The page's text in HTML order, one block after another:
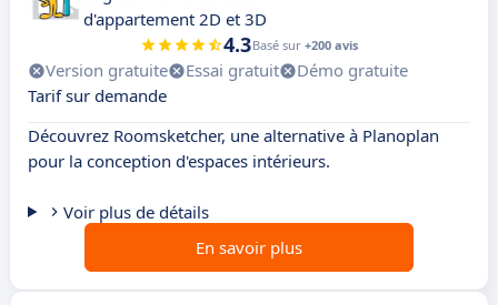
d'appartement 2D et 3D
4.3Basé sur +200 avis
Version gratuite Essai gratuit
Démo gratuite
Tarif sur demande
Découvrez Roomsketcher, une alternative à Planoplan
pour la conception d'espaces intérieurs.
Voir plus de détails
En savoir plus